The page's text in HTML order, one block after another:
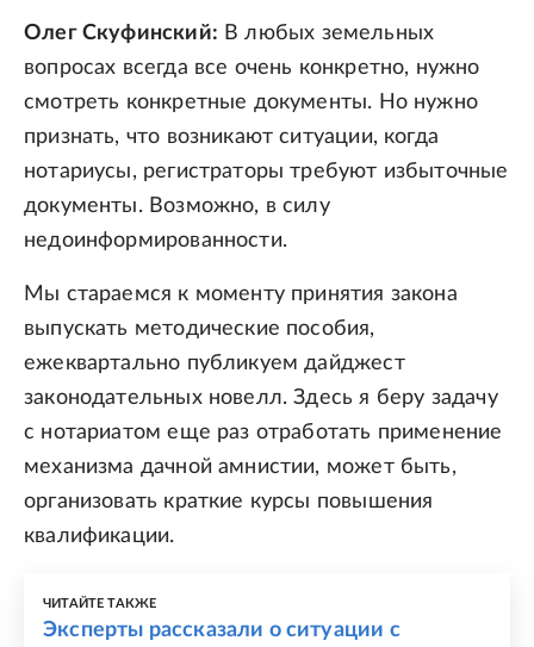
Олег Скуфинский: В любых земельных
вопросах всегда все очень конкретно, нужно
смотреть конкретные документы. Но нужно
признать, что возникают ситуации, когда
нотариусы, регистраторы требуют избыточные
документы. Возможно, в силу
недоинформированности.
Мы стараемся к моменту принятия закона
выпускать методические пособия,
ежеквартально публикуем дайджест
законодательных новелл. Здесь я беру задачу
с нотариатом еще раз отработать применение
механизма дачной амнистии, может быть,
организовать краткие курсы повышения
квалификации.
ЧИТАЙТЕ ТАКЖЕ
Эксперты рассказали о ситуации с